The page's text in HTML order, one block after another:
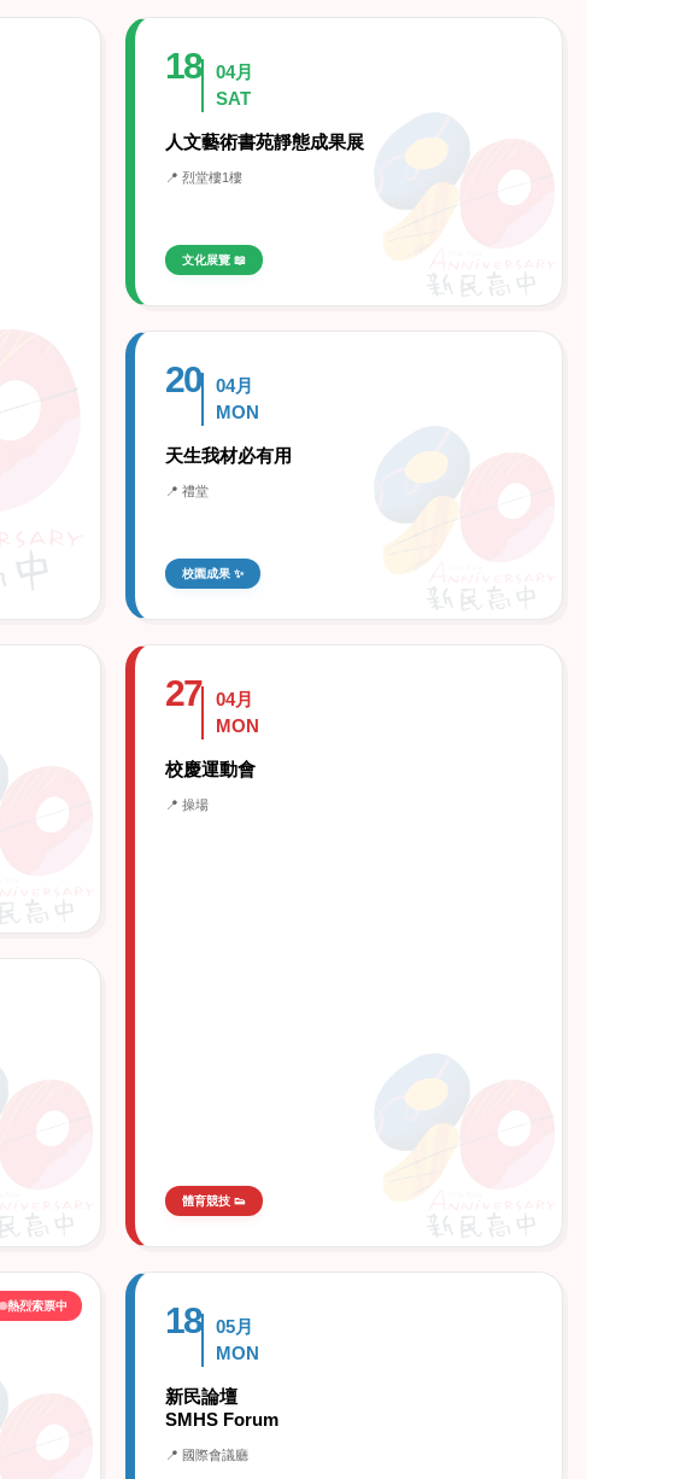
18
04月
SAT
人文藝術書苑靜態成果展
📍 烈堂樓1樓
文化展覽 📖
20
04月
MON
天生我材必有用
📍 禮堂
校園成果 ✨
27
04月
MON
校慶運動會
📍 操場
體育競技 👟
熱烈索票中 18
05月
MON
新民論壇
SMHS Forum
📍 國際會議廳